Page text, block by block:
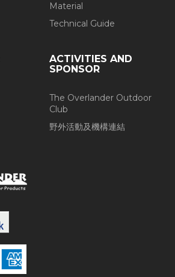
Material
Technical Guide
ACTIVITIES AND
SPONSOR
The Overlander Outdoor
Club
野外活動及機構連結